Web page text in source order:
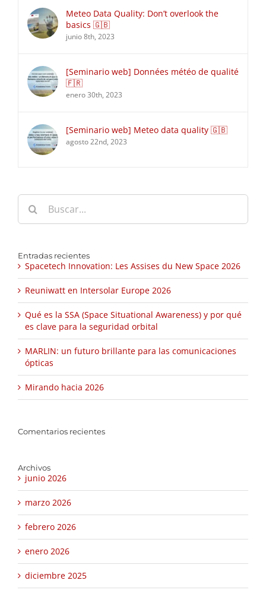
Meteo Data Quality: Don’t overlook the
basics 🇬🇧
junio 8th, 2023
[Seminario web] Données météo de qualité
🇫🇷
enero 30th, 2023
[Seminario web] Meteo data quality 🇬🇧
agosto 22nd, 2023
Buscar:
Entradas recientes
Spacetech Innovation: Les Assises du New Space 2026
Reuniwatt en Intersolar Europe 2026
Qué es la SSA (Space Situational Awareness) y por qué
es clave para la seguridad orbital
MARLIN: un futuro brillante para las comunicaciones
ópticas
Mirando hacia 2026
Comentarios recientes
Archivos
junio 2026
marzo 2026
febrero 2026
enero 2026
diciembre 2025